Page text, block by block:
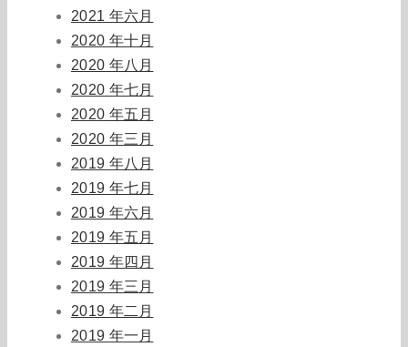
2021 年六月
2020 年十月
2020 年八月
2020 年七月
2020 年五月
2020 年三月
2019 年八月
2019 年七月
2019 年六月
2019 年五月
2019 年四月
2019 年三月
2019 年二月
2019 年一月